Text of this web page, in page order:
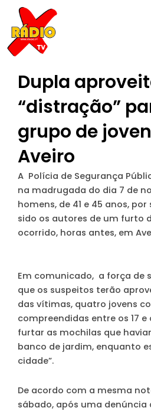
content
Dupla
“distração”
grupo de
Aveiro
A Polícia de Segurança
na madrugada do dia 7 de
homens, de 41 e 45 anos,
sido os autores de um furto
ocorrido, horas antes, em
Em comunicado, a força de
que os suspeitos terão
das vítimas, quatro jovens
compreendidas entre os 17 e
furtar as mochilas que
banco de jardim, enquanto
cidade”.
De acordo com a mesma
sábado, após uma denúncia